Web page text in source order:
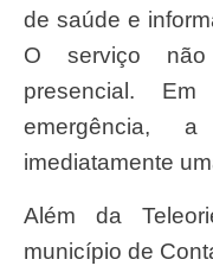
de saúde e
O serviço não
presencial.
emergência,
imediatamente
Além da Teleorientação, a população do
município de